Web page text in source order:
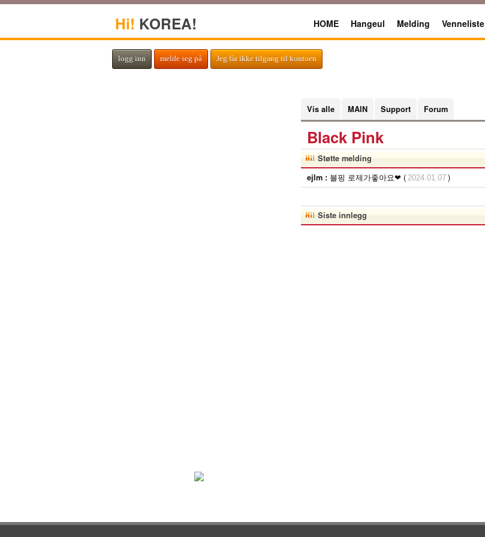
Hi! KOREA! HOME Hangeul Melding Venneliste
logg inn melde seg på Jeg får ikke tilgang til kontoen
Vis alle MAIN Support Forum
Black Pink
Støtte melding
ejlm : 블핑 로제가좋아요❤ ( 2024.01.07 )
Siste innlegg